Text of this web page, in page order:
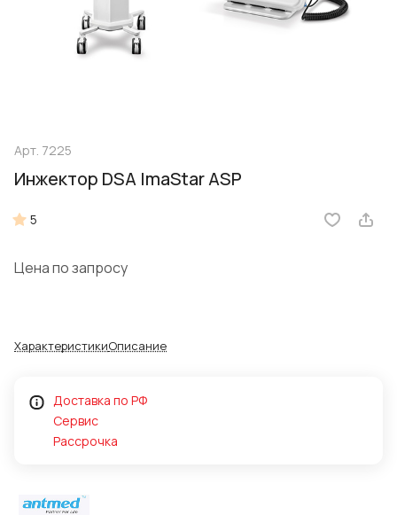
Арт. 7225
Инжектор DSA ImaStar ASP
5
Цена по запросу
ХарактеристикиОписание
Доставка по РФ
Сервис
Рассрочка